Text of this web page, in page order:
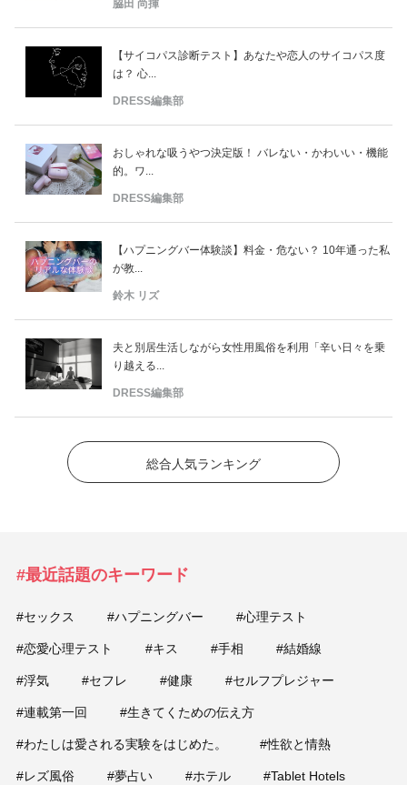
脇田 尚揮
【サイコパス診断テスト】あなたや恋人のサイコパス度
は？ 心...
DRESS編集部
おしゃれな吸うやつ決定版！ バレない・かわいい・機能
的。ワ...
DRESS編集部
【ハプニングバー体験談】料金・危ない？ 10年通った私
が教...
鈴木 リズ
夫と別居生活しながら女性用風俗を利用「辛い日々を乗
り越える...
DRESS編集部
総合人気ランキング
#最近話題のキーワード
#セックス #ハプニングバー #心理テスト
#恋愛心理テスト #キス #手相 #結婚線
#浮気 #セフレ #健康 #セルフプレジャー
#連載第一回 #生きてくための伝え方
#わたしは愛される実験をはじめた。 #性欲と情熱
#レズ風俗 #夢占い #ホテル #Tablet Hotels